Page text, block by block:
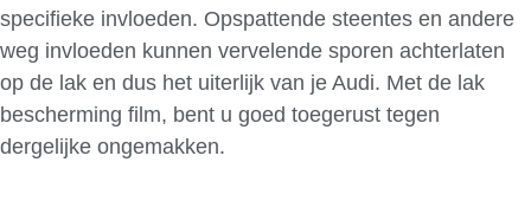
specifieke invloeden. Opspattende steentes en andere
weg invloeden kunnen vervelende sporen achterlaten
op de lak en dus het uiterlijk van je Audi. Met de lak
bescherming film, bent u goed toegerust tegen
dergelijke ongemakken.